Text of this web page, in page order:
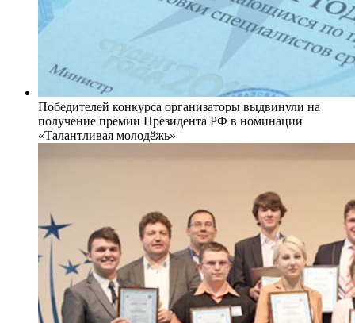
Победителей конкурса организаторы выдвинули на
получение премии Президента РФ в номинации
«Талантливая молодёжь»